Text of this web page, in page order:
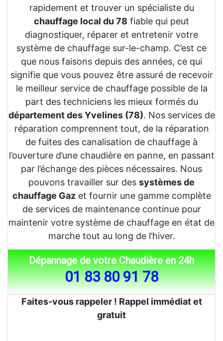
rapidement et trouver un spécialiste du
chauffage local du 78 fiable qui peut
diagnostiquer, réparer et entretenir votre
système de chauffage sur-le-champ. C’est ce
que nous faisons depuis des années, ce qui
signifie que vous pouvez être assuré de recevoir
le meilleur service de chauffage possible de la
part des techniciens les mieux formés du
département des Yvelines (78). Nos services de
réparation comprennent tout, de la réparation
de fuites des canalisation de chauffage à
l’ouverture d’une chaudière en panne, en passant
par l’échange des pièces nécessaires. Nous
pouvons travailler sur des systèmes de
chauffage Gazet fournir une gamme complète
de services de maintenance continue pour
maintenir votre système de chauffage en état de
marche tout au long de l’hiver.
Dépannage de votre Chaudière en 24h
01 83 80 91 78
Faites-vous rappeler ! Rappel immédiat et
gratuit